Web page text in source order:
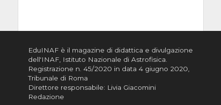
EduINAF è il magazine di didattica e divulgazione
dell'INAF, Istituto Nazionale di Astrofisica
Registrazione n. 45/2020 in data 4 giugno 2020,
Tribunale di Roma
Direttore responsabile: Livia Giacomini
Redazione